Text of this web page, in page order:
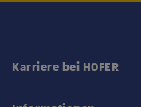
Karriere bei HOFER